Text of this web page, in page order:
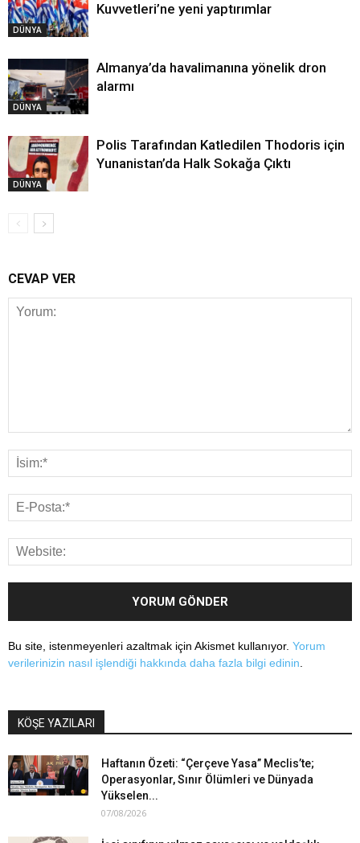
DÜNYA
Kuvvetleri’ne yeni yaptırımlar
DÜNYA
Almanya’da havalimanına yönelik dron
alarmı
DÜNYA
Polis Tarafından Katledilen Thodoris için
Yunanistan’da Halk Sokağa Çıktı
CEVAP VER
Bu site, istenmeyenleri azaltmak için Akismet kullanıyor. Yorum
verilerinizin nasıl işlendiği hakkında daha fazla bilgi edinin.
KÖŞE YAZILARI
Haftanın Özeti: “Çerçeve Yasa” Meclis’te;
Operasyonlar, Sınır Ölümleri ve Dünyada
Yükselen...
07/08/2026